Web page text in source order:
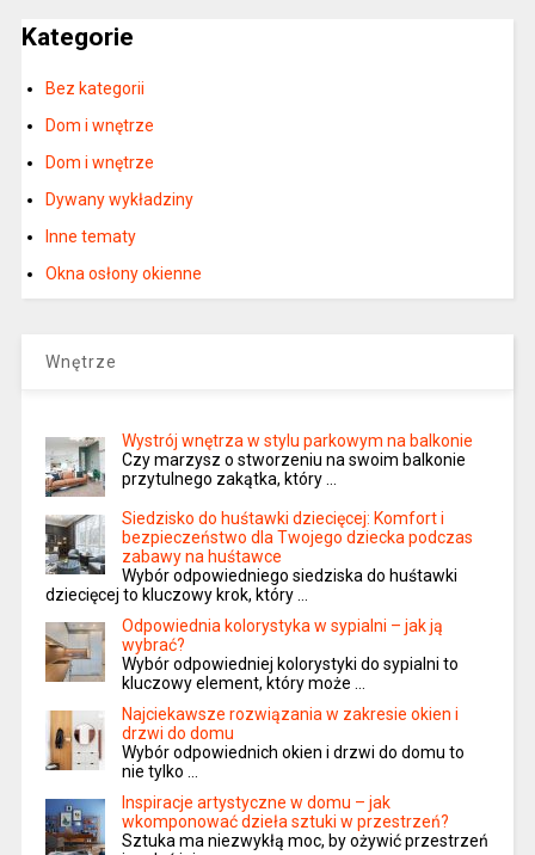
Kategorie
Bez kategorii
Dom i wnętrze
Dom i wnętrze
Dywany wykładziny
Inne tematy
Okna osłony okienne
Wnętrze
Wystrój wnętrza w stylu parkowym na balkonie
Czy marzysz o stworzeniu na swoim balkonie
przytulnego zakątka, który …
Siedzisko do huśtawki dziecięcej: Komfort i
bezpieczeństwo dla Twojego dziecka podczas
zabawy na huśtawce
Wybór odpowiedniego siedziska do huśtawki
dziecięcej to kluczowy krok, który …
Odpowiednia kolorystyka w sypialni – jak ją
wybrać?
Wybór odpowiedniej kolorystyki do sypialni to
kluczowy element, który może …
Najciekawsze rozwiązania w zakresie okien i
drzwi do domu
Wybór odpowiednich okien i drzwi do domu to
nie tylko …
Inspiracje artystyczne w domu – jak
wkomponować dzieła sztuki w przestrzeń?
Sztuka ma niezwykłą moc, by ożywić przestrzeń